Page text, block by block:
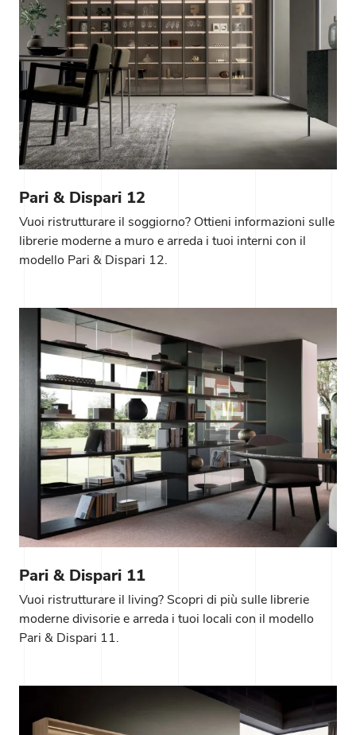
Pari & Dispari 12
Vuoi ristrutturare il soggiorno? Ottieni informazioni sulle
librerie moderne a muro e arreda i tuoi interni con il
modello Pari & Dispari 12.
Pari & Dispari 11
Vuoi ristrutturare il living? Scopri di più sulle librerie
moderne divisorie e arreda i tuoi locali con il modello
Pari & Dispari 11.